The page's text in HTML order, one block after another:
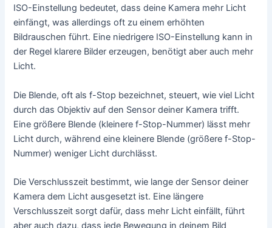
ISO-Einstellung bedeutet, dass deine Kamera mehr Licht
einfängt, was allerdings oft zu einem erhöhten
Bildrauschen führt. Eine niedrigere ISO-Einstellung kann in
der Regel klarere Bilder erzeugen, benötigt aber auch mehr
Licht.
Die Blende, oft als f-Stop bezeichnet, steuert, wie viel Licht
durch das Objektiv auf den Sensor deiner Kamera trifft.
Eine größere Blende (kleinere f-Stop-Nummer) lässt mehr
Licht durch, während eine kleinere Blende (größere f-Stop-
Nummer) weniger Licht durchlässt.
Die Verschlusszeit bestimmt, wie lange der Sensor deiner
Kamera dem Licht ausgesetzt ist. Eine längere
Verschlusszeit sorgt dafür, dass mehr Licht einfällt, führt
aber auch dazu, dass jede Bewegung in deinem Bild